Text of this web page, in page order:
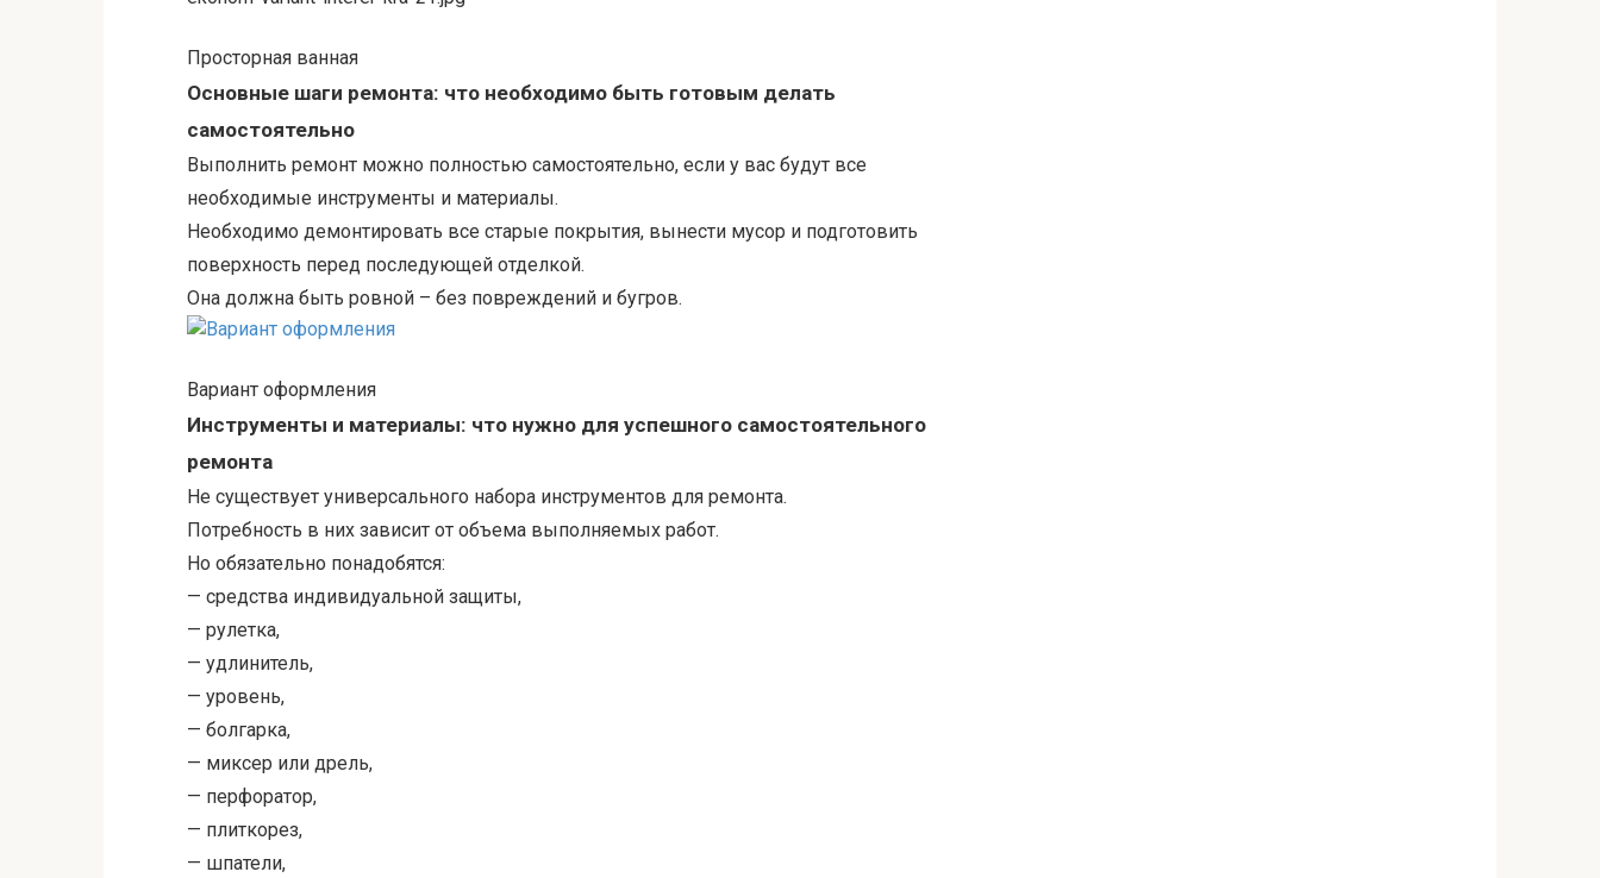
Просторная ванная
Основные шаги ремонта: что необходимо быть готовым делать
самостоятельно
Выполнить ремонт можно полностью самостоятельно, если у вас будут все
необходимые инструменты и материалы.
Необходимо демонтировать все старые покрытия, вынести мусор и подготовить
поверхность перед последующей отделкой.
Она должна быть ровной – без повреждений и бугров.
Вариант оформления
Инструменты и материалы: что нужно для успешного самостоятельного
ремонта
Не существует универсального набора инструментов для ремонта.
Потребность в них зависит от объема выполняемых работ.
Но обязательно понадобятся:
— средства индивидуальной защиты,
— рулетка,
— удлинитель,
— уровень,
— болгарка,
— миксер или дрель,
— перфоратор,
— плиткорез,
— шпатели,